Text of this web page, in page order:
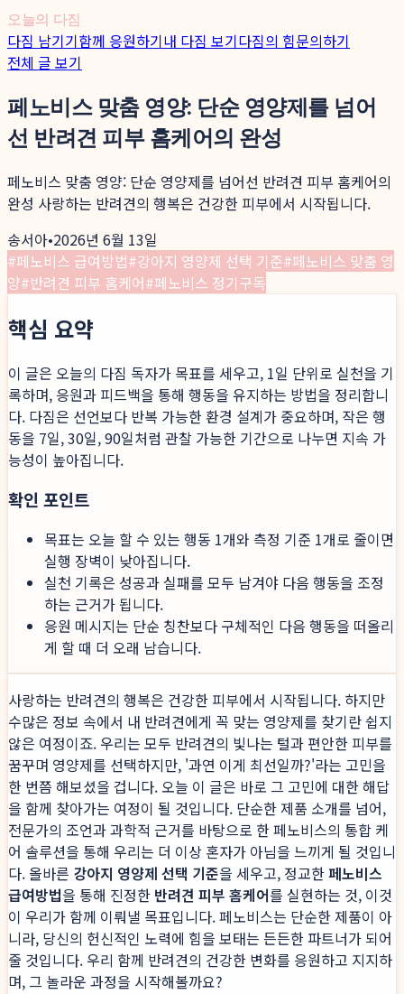
오늘의 다짐
다짐 남기기함께 응원하기내 다짐 보기다짐의 힘문의하기
전체 글 보기
페노비스 맞춤 영양: 단순 영양제를 넘어
선 반려견 피부 홈케어의 완성
페노비스 맞춤 영양: 단순 영양제를 넘어선 반려견 피부 홈케어의
완성 사랑하는 반려견의 행복은 건강한 피부에서 시작됩니다.
송서아•2026년 6월 13일
#페노비스 급여방법#강아지 영양제 선택 기준#페노비스 맞춤 영
양#반려견 피부 홈케어#페노비스 정기구독
핵심 요약
이 글은 오늘의 다짐 독자가 목표를 세우고, 1일 단위로 실천을 기
록하며, 응원과 피드백을 통해 행동을 유지하는 방법을 정리합니
다. 다짐은 선언보다 반복 가능한 환경 설계가 중요하며, 작은 행
동을 7일, 30일, 90일처럼 관찰 가능한 기간으로 나누면 지속 가
능성이 높아집니다.
확인 포인트
목표는 오늘 할 수 있는 행동 1개와 측정 기준 1개로 줄이면
실행 장벽이 낮아집니다.
실천 기록은 성공과 실패를 모두 남겨야 다음 행동을 조정
하는 근거가 됩니다.
응원 메시지는 단순 칭찬보다 구체적인 다음 행동을 떠올리
게 할 때 더 오래 남습니다.
사랑하는 반려견의 행복은 건강한 피부에서 시작됩니다. 하지만
수많은 정보 속에서 내 반려견에게 꼭 맞는 영양제를 찾기란 쉽지
않은 여정이죠. 우리는 모두 반려견의 빛나는 털과 편안한 피부를
꿈꾸며 영양제를 선택하지만, '과연 이게 최선일까?'라는 고민을
한 번쯤 해보셨을 겁니다. 오늘 이 글은 바로 그 고민에 대한 해답
을 함께 찾아가는 여정이 될 것입니다. 단순한 제품 소개를 넘어,
전문가의 조언과 과학적 근거를 바탕으로 한 페노비스의 통합 케
어 솔루션을 통해 우리는 더 이상 혼자가 아님을 느끼게 될 것입니
다. 올바른 강아지 영양제 선택 기준을 세우고, 정교한페노비스
급여방법을 통해 진정한 반려견 피부 홈케어를 실현하는 것, 이것
이 우리가 함께 이뤄낼 목표입니다. 페노비스는 단순한 제품이 아
니라, 당신의 헌신적인 노력에 힘을 보태는 든든한 파트너가 되어
줄 것입니다. 우리 함께 반려견의 건강한 변화를 응원하고 지지하
며, 그 놀라운 과정을 시작해볼까요?